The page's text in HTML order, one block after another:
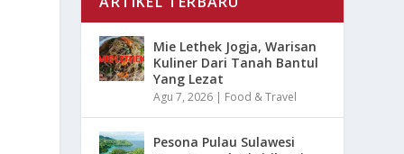
Mie Lethek Jogja, Warisan
Kuliner Dari Tanah Bantul
Yang Lezat
Agu 7, 2026 | Food & Travel
Pesona Pulau Sulawesi